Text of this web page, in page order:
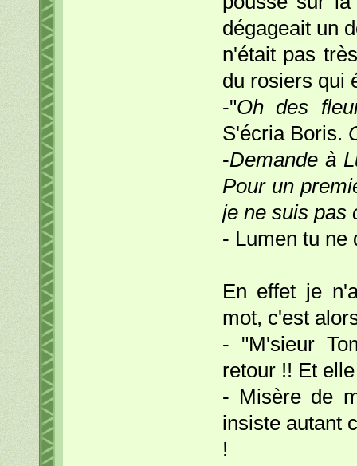
dégageait un
n'était pas
du rosiers qui
-"Oh des
S'écria Boris.
-Demande à
Pour un
je ne suis pas
- Lumen tu ne
En effet je
mot, c'est
- "M'sieur
retour !! Et
- Misère de
insiste autant
!